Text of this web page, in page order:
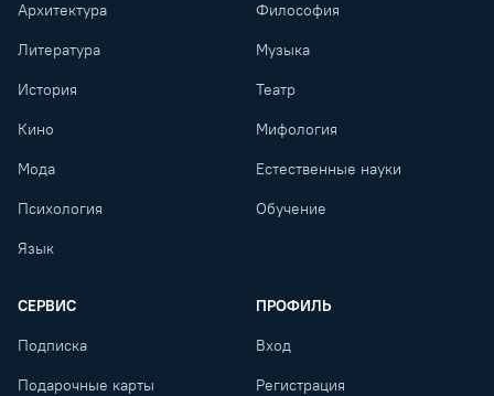
Архитектура Философия
Литература Музыка
История Театр
Кино Мифология
Мода Естественные науки
Психология Обучение
Язык
СЕРВИС
Подписка
Подарочные карты
ПРОФИЛЬ
Вход
Регистрация